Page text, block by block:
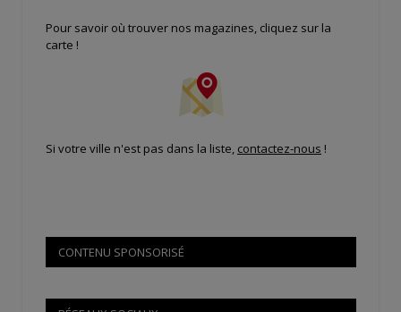
Pour savoir où trouver nos magazines, cliquez sur la
carte !
Si votre ville n'est pas dans la liste, contactez-nous !
CONTENU SPONSORISÉ